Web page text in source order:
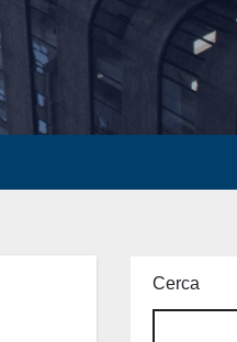
Cerca